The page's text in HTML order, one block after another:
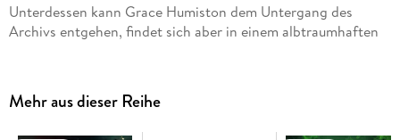
Unterdessen kann Grace Humiston dem Untergang des
Archivs entgehen, findet sich aber in einem albtraumhaften
Mehr aus dieser Reihe